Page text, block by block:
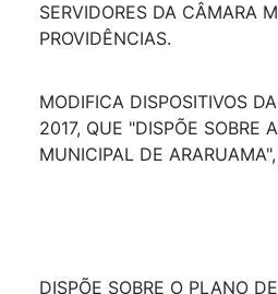
SERVIDORES DA CÂMARA
PROVIDÊNCIAS.
MODIFICA DISPOSITIVOS
2017, QUE "DISPÕE SOBRE
MUNICIPAL DE
DISPÕE SOBRE O PLANO